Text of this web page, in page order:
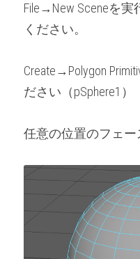
File→New Sceneを
ください。
Create→Polygon
ださい（pSphere1）
任意の位置のフェー